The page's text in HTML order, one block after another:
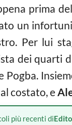
prima
un
Per lui
dei quarti
Pogba.
costato, e
più recenti di